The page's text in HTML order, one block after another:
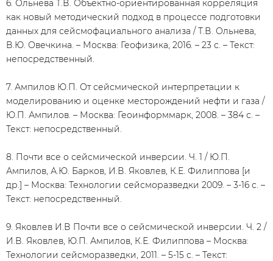
6. Ольнева Т.В. Объектно-ориентированная корреляция
как новый методический подход в процессе подготовки
данных для сейсмофациального анализа / Т.В. Ольнева,
В.Ю. Овечкина. – Москва: Геофизика, 2016. – 23 с. – Текст:
непосредственный.
7. Ампилов Ю.П. От сейсмической интерпретации к
моделированию и оценке месторождений нефти и газа /
Ю.П. Ампилов. – Москва: Геоинформмарк, 2008. – 384 с. –
Текст: непосредственный.
8. Почти все о сейсмической инверсии. Ч. 1 / Ю.П.
Ампилов, А.Ю. Барков, И.В. Яковлев, К.Е. Филиппова [и
др.] – Москва: Технологии сейсморазведки 2009. – 3-16 с. –
Текст: непосредственный.
9. Яковлев И.В Почти все о сейсмической инверсии. Ч. 2 /
И.В. Яковлев, Ю.П. Ампилов, К.Е. Филиппова – Москва:
Технологии сейсморазведки, 2011. – 5-15 с. – Текст: